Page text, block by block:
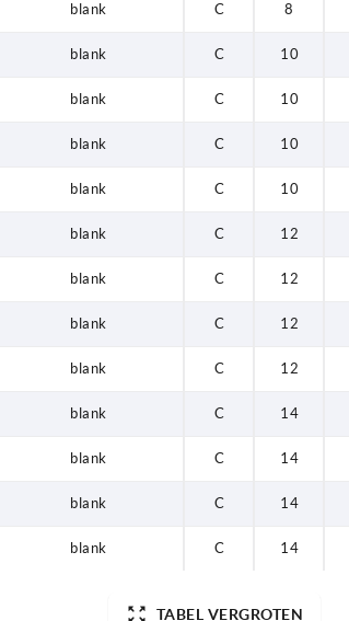
blank C 8
blank C 10
blank C 10
blank C 10
blank C 10
blank C 12
blank C 12
blank C 12
blank C 12
blank C 14
blank C 14
blank C 14
blank C 14
TABEL VERGROTEN